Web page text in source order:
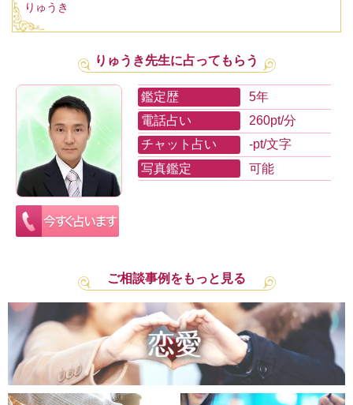
りゅうき
りゅうき先生に占ってもらう
鑑定歴
5年
電話占い
260pt/分
チャット占い
-pt/文字
写真鑑定
可能
ご相談事例をもっと見る